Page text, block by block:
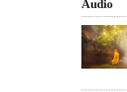
Audio